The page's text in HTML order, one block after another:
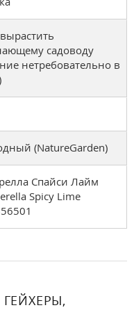
садоводу
нетребовательно в
(NatureGarden)
Спайси Лайм
Spicy Lime